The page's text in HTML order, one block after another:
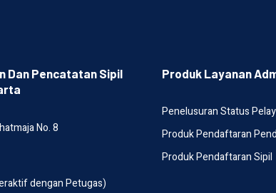
Dan Pencatatan Sipil
No. 8
dengan Petugas)
Produk Layanan
Penelusuran Status
Produk Pendaftaran
Produk Pendaftaran Sipil